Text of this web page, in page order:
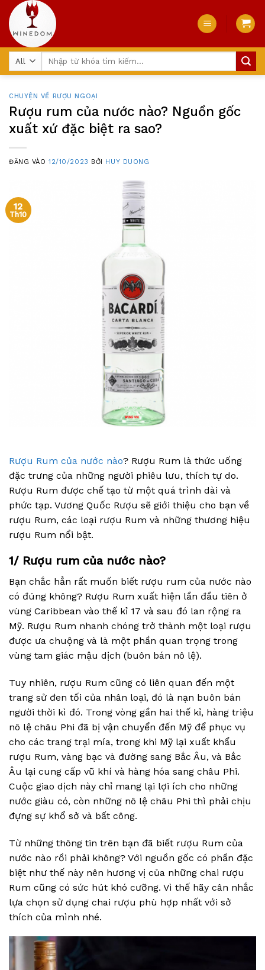
Skip
content
CHUYỆN VỀ RƯỢU NGOẠI
Rượu rum của nước nào? Nguồn gốc
xuất xứ đặc biệt ra sao?
ĐĂNG VÀO12/10/2023 BỞI HUY DUONG
12
Th10
Rượu Rum của nước nào? Rượu Rum là thức uống
đặc trưng của những người phiêu lưu, thích tự do.
Rượu Rum được chế tạo từ một quá trình dài và
phức tạp. Vương Quốc Rượu sẽ giới thiệu cho bạn về
rượu Rum, các loại rượu Rum và những thương hiệu
rượu Rum nổi bật.
1/ Rượu rum của nước nào?
Bạn chắc hẳn rất muốn biết rượu rum của nước nào
có đúng không? Rượu Rum xuất hiện lần đầu tiên ở
vùng Caribbean vào thế kỉ 17 và sau đó lan rộng ra
Mỹ. Rượu Rum nhanh chóng trở thành một loại rượu
được ưa chuộng và là một phần quan trọng trong
vùng tam giác mậu dịch (buôn bán nô lệ).
Tuy nhiên, rượu Rum cũng có liên quan đến một
trang sử đen tối của nhân loại, đó là nạn buôn bán
người thời kì đó. Trong vòng gần hai thế kỉ, hàng triệu
nô lệ châu Phi đã bị vận chuyển đến Mỹ để phục vụ
cho các trang trại mía, trong khi Mỹ lại xuất khẩu
rượu Rum, vàng bạc và đường sang Bắc Âu, và Bắc
Âu lại cung cấp vũ khí và hàng hóa sang châu Phi.
Cuộc giao dịch này chỉ mang lại lợi ích cho những
nước giàu có, còn những nô lệ châu Phi thì phải chịu
đựng sự khổ sở và bất công.
Từ những thông tin trên bạn đã biết rượu Rum của
nước nào rồi phải không? Với nguồn gốc có phần đặc
biệt như thế này nên hương vị của những chai rượu
Rum cũng có sức hút khó cưỡng. Vì thế hãy cân nhắc
lựa chọn sử dụng chai rượu phù hợp nhất với sở
thích của mình nhé.